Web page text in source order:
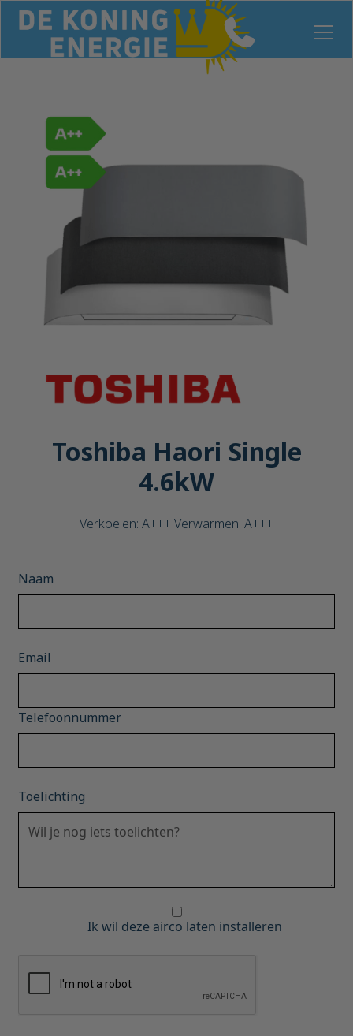
Toshiba Haori Single
4.6kW
Verkoelen: A+++ Verwarmen: A+++
Naam
Email
Telefoonnummer
Toelichting
Ik wil deze airco laten installeren